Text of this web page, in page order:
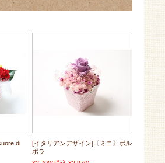
di
[イタリアンデザイン]〔ミニ〕ポル
ポラ